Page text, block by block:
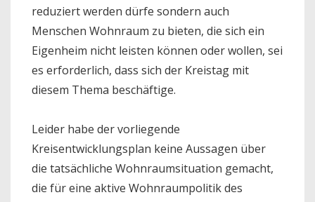
reduziert werden dürfe sondern auch
Menschen Wohnraum zu bieten, die sich ein
Eigenheim nicht leisten können oder wollen, sei
es erforderlich, dass sich der Kreistag mit
diesem Thema beschäftige.
Leider habe der vorliegende
Kreisentwicklungsplan keine Aussagen über
die tatsächliche Wohnraumsituation gemacht,
die für eine aktive Wohnraumpolitik des